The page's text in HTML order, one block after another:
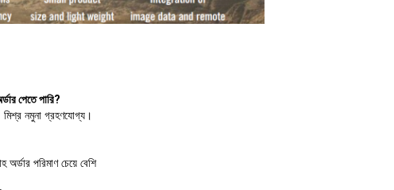
পেতে পারি?
মিশ্র নমুনা গ্রহণযোগ্য।
পরিমাণ চেয়ে বেশি